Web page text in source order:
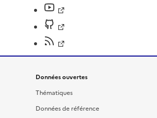
Données ouvertes
Thématiques
Données de référence